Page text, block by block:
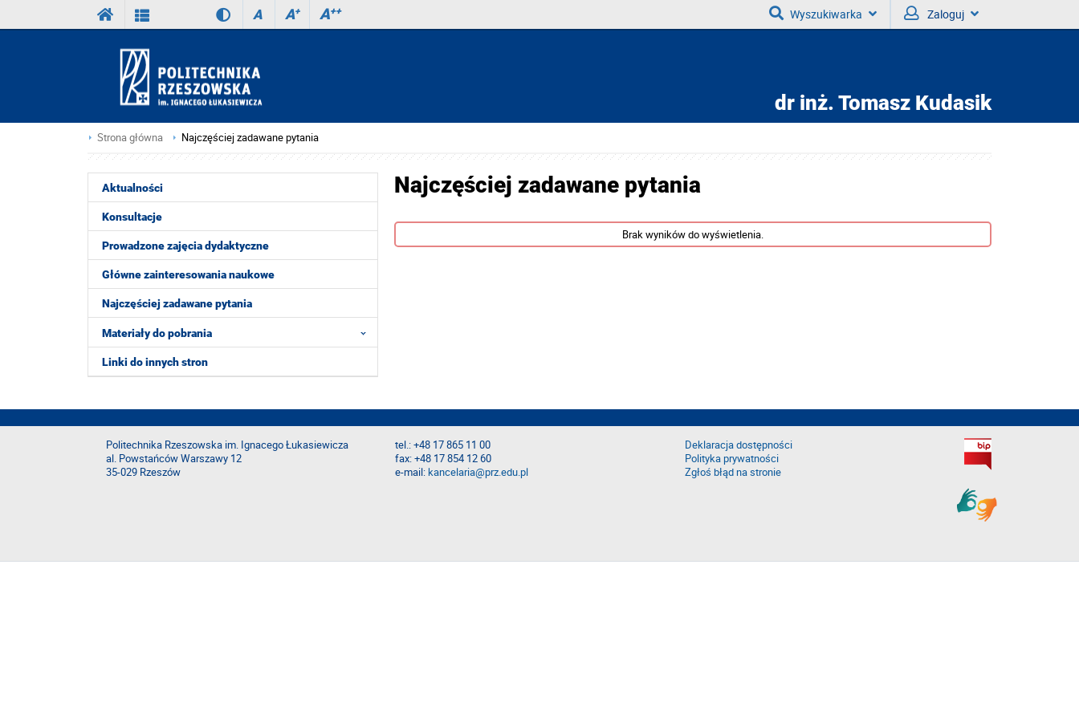
A A+ A++ Wyszukiwarka Zaloguj
dr inż. Tomasz Kudasik
Strona główna Najczęściej zadawane pytania
Aktualności
Konsultacje
Prowadzone zajęcia dydaktyczne
Główne zainteresowania naukowe
Najczęściej zadawane pytania
Materiały do pobrania
Linki do innych stron
Najczęściej zadawane pytania
Brak wyników do wyświetlenia.
Politechnika Rzeszowska im. Ignacego Łukasiewicza
al. Powstańców Warszawy 12
35-029 Rzeszów
tel.: +48 17 865 11 00
fax: +48 17 854 12 60
e-mail:kancelaria@prz.edu.pl
Deklaracja dostępności
Polityka prywatności
Zgłoś błąd na stronie